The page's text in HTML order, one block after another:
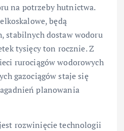
na potrzeby hutnictwa.
będą
stabilnych dostaw wodoru
tysięcy ton rocznie. Z
rurociągów wodorowych
gazociągów staje się
planowania
rozwinięcie technologii